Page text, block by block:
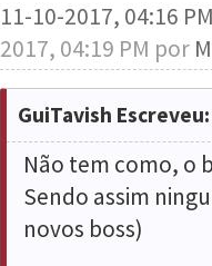
11-10-2017, 04:16
2017, 04:19 PM por
GuiTavish Escreveu:
Não tem como, o
Sendo assim
novos boss)